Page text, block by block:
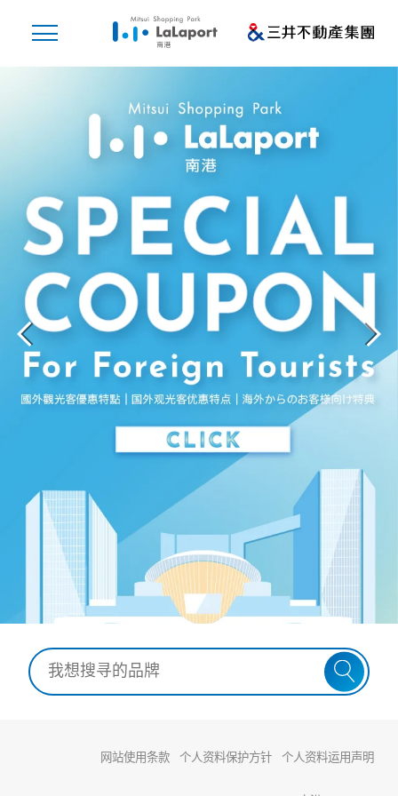
网站使用条款 个人资料保护方针 个人资料运用声明